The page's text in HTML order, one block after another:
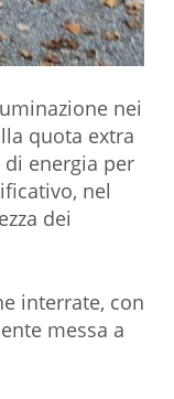
nei
quota extra
energia per
nel
dei
interrate, con
messa a